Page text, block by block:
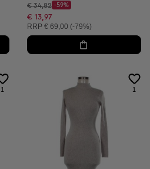
Startpreis:
€ 34,82
Discount Price:
-59%
Reduzierter Preis:
€ 13,97
Unverbindliche Preisempfehlung:
RRP € 69,00 (-79%)
1 1